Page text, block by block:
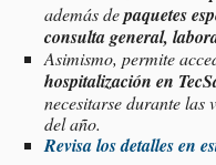
además depaquetes
consulta general,
Asimismo, permite
hospitalización en
necesitarse durante las
del año.
Revisa los detalles en